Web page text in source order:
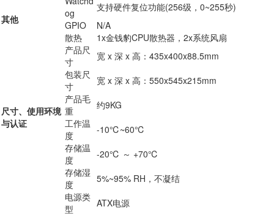
其他
og
支持硬件复位功能(256级，0~255秒)
GPIO
N/A
散热
1x金钱豹CPU散热器，2x系统风扇
尺寸、使用环境
与认证
产品尺
寸
宽 x 深 x 高：435x400x88.5mm
包装尺
寸
宽 x 深 x 高：550x545x215mm
产品毛
重
约9KG
工作温
度
-10℃~60℃
存储温
度
-20℃ ～ +70℃
存储湿
度
5%~95% RH，不凝结
电源类
型
ATX电源